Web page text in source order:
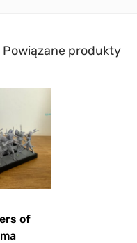
Powiązane produkty
of